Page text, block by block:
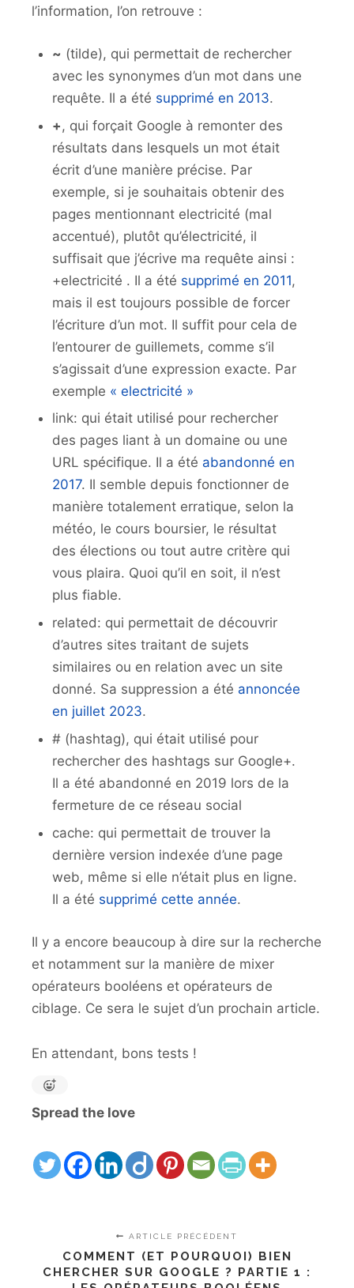
l’information, l’on retrouve :
~ (tilde), qui permettait de rechercher
avec les synonymes d’un mot dans une
requête. Il a été supprimé en 2013.
+ , qui forçait Google à remonter des
résultats dans lesquels un mot était
écrit d’une manière précise. Par
exemple, si je souhaitais obtenir des
pages mentionnant electricité (mal
accentué), plutôt qu’électricité, il
suffisait que j’écrive ma requête ainsi :
+electricité . Il a été supprimé en 2011,
mais il est toujours possible de forcer
l’écriture d’un mot. Il suffit pour cela de
l’entourer de guillemets, comme s’il
s’agissait d’une expression exacte. Par
exemple « electricité »
link: qui était utilisé pour rechercher
des pages liant à un domaine ou une
URL spécifique. Il a été abandonné en
2017. Il semble depuis fonctionner de
manière totalement erratique, selon la
météo, le cours boursier, le résultat
des élections ou tout autre critère qui
vous plaira. Quoi qu’il en soit, il n’est
plus fiable.
related: qui permettait de découvrir
d’autres sites traitant de sujets
similaires ou en relation avec un site
donné. Sa suppression a été annoncée
en juillet 2023.
# (hashtag), qui était utilisé pour
rechercher des hashtags sur Google+.
Il a été abandonné en 2019 lors de la
fermeture de ce réseau social
cache: qui permettait de trouver la
dernière version indexée d’une page
web, même si elle n’était plus en ligne.
Il a été supprimé cette année.
Il y a encore beaucoup à dire sur la recherche
et notamment sur la manière de mixer
opérateurs booléens et opérateurs de
ciblage. Ce sera le sujet d’un prochain article.
En attendant, bons tests !
Spread the love
ARTICLE PRÉCÉDENT
COMMENT (ET POURQUOI) BIEN
CHERCHER SUR GOOGLE ? PARTIE 1 :